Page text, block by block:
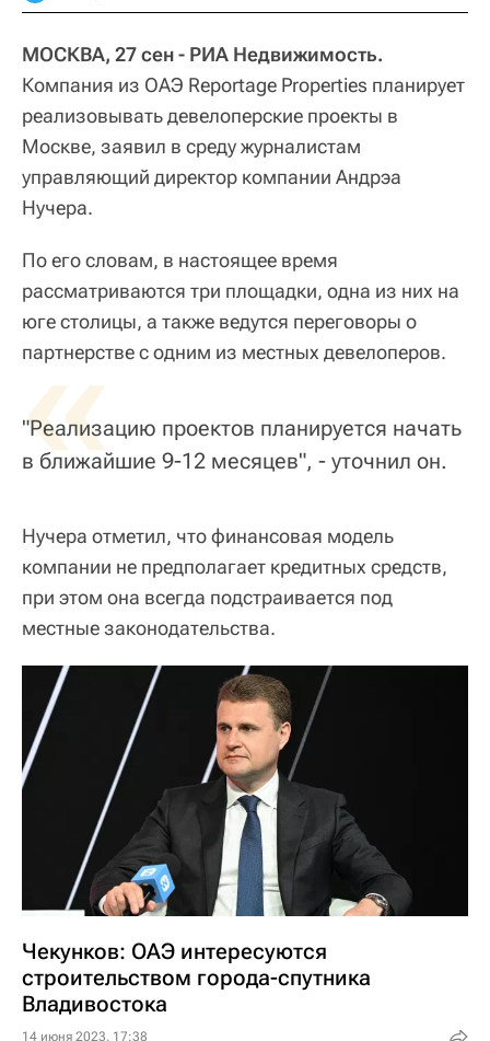
МОСКВА, 27 сен - РИА Недвижимость.
Компания из ОАЭ Reportage Properties планирует
реализовывать девелоперские проекты в
Москве, заявил в среду журналистам
управляющий директор компании Андрэа
Нучера.
По его словам, в настоящее время
рассматриваются три площадки, одна из них на
юге столицы, а также ведутся переговоры о
партнерстве с одним из местных девелоперов.
«
"Реализацию проектов планируется начать
в ближайшие 9-12 месяцев", - уточнил он.
Нучера отметил, что финансовая модель
компании не предполагает кредитных средств,
при этом она всегда подстраивается под
местные законодательства.
Чекунков: ОАЭ интересуются
строительством города-спутника
Владивостока
14 июня 2023, 17:38